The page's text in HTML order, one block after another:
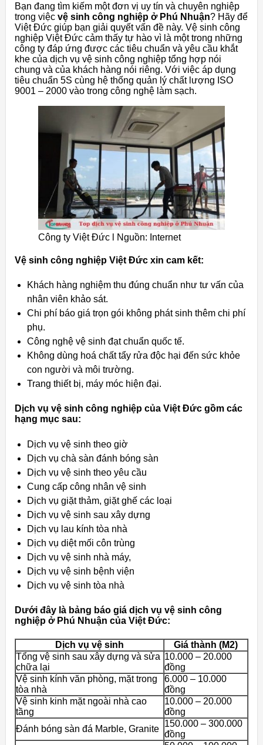
Bạn đang tìm kiếm một đơn vị uy tín và chuyên nghiệp
trong việc vệ sinh công nghiệp ở Phú Nhuận? Hãy để
Việt Đức giúp bạn giải quyết vấn đề này. Vệ sinh công
nghiệp Việt Đức cảm thấy tự hào vì là một trong những
công ty đáp ứng được các tiêu chuẩn và yêu cầu khắt
khe của dịch vụ vệ sinh công nghiệp tổng hợp nói
chung và của khách hàng nói riêng. Với việc áp dụng
tiêu chuẩn 5S cùng hệ thống quản lý chất lượng ISO
9001 – 2000 vào trong công nghệ làm sạch.
Công ty Việt Đức l Nguồn: Internet
Vệ sinh công nghiệp Việt Đức xin cam kết:
Khách hàng nghiệm thu đúng chuẩn như tư vấn của
nhân viên khảo sát.
Chi phí báo giá trọn gói không phát sinh thêm chi phí
phụ.
Công nghệ vệ sinh đạt chuẩn quốc tế.
Không dùng hoá chất tẩy rửa độc hại đến sức khỏe
con người và môi trường.
Trang thiết bị, máy móc hiện đại.
Dịch vụ vệ sinh công nghiệp của Việt Đức gồm các
hạng mục sau:
Dịch vụ vệ sinh theo giờ
Dịch vụ chà sàn đánh bóng sàn
Dịch vụ vệ sinh theo yêu cầu
Cung cấp công nhân vệ sinh
Dịch vụ giặt thảm, giặt ghế các loại
Dịch vụ vệ sinh sau xây dựng
Dịch vụ lau kính tòa nhà
Dịch vụ diệt mối côn trùng
Dịch vụ vệ sinh nhà máy,
Dịch vụ vệ sinh bệnh viện
Dịch vụ vệ sinh tòa nhà
Dưới đây là bảng báo giá dịch vụ vệ sinh công
nghiệp ở Phú Nhuận của Việt Đức:
Dịch vụ vệ sinh
Giá thành (M2)
Tổng vệ sinh sau xây dựng và sửa
chữa lại
10.000 – 20.000
đồng
Vệ sinh kính văn phòng, mặt trong
tòa nhà
6.000 – 10.000
đồng
Vệ sinh kinh mặt ngoài nhà cao
tầng
10.000 – 20.000
đồng
Đánh bóng sàn đá Marble, Granite
150.000 – 300.000
đồng